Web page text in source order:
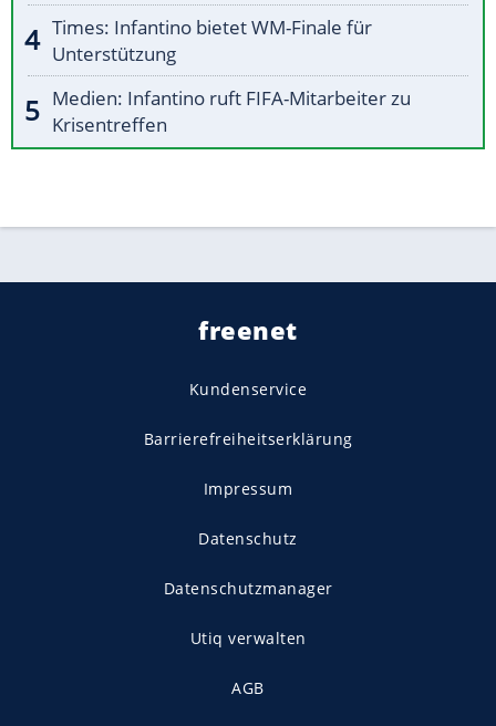
Times: Infantino bietet WM-Finale für
Unterstützung
Medien: Infantino ruft FIFA-Mitarbeiter zu
Krisentreffen
freenet
Kundenservice
Barrierefreiheitserklärung
Impressum
Datenschutz
Datenschutzmanager
Utiq verwalten
AGB